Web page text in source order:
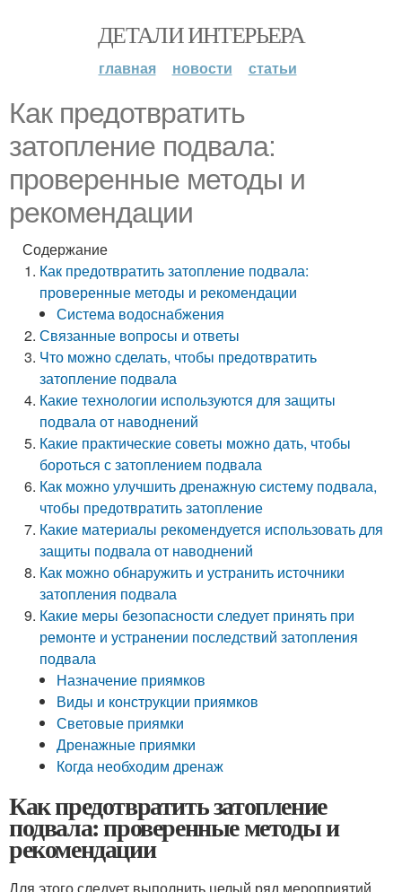
ДЕТАЛИ ИНТЕРЬЕРА
главная новости статьи
Как предотвратить
затопление подвала:
проверенные методы и
рекомендации
Содержание
Как предотвратить затопление подвала:
проверенные методы и рекомендации
Система водоснабжения
Связанные вопросы и ответы
Что можно сделать, чтобы предотвратить
затопление подвала
Какие технологии используются для защиты
подвала от наводнений
Какие практические советы можно дать, чтобы
бороться с затоплением подвала
Как можно улучшить дренажную систему подвала,
чтобы предотвратить затопление
Какие материалы рекомендуется использовать для
защиты подвала от наводнений
Как можно обнаружить и устранить источники
затопления подвала
Какие меры безопасности следует принять при
ремонте и устранении последствий затопления
подвала
Назначение приямков
Виды и конструкции приямков
Световые приямки
Дренажные приямки
Когда необходим дренаж
Как предотвратить затопление
подвала: проверенные методы и
рекомендации